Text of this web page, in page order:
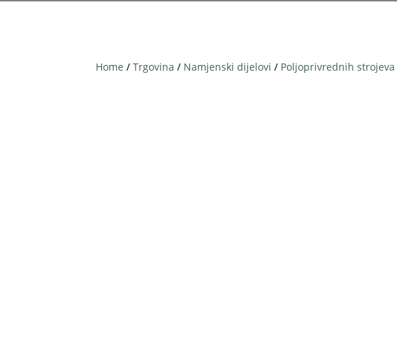
Home /Trgovina / Namjenski dijelovi / Poljoprivrednih strojeva